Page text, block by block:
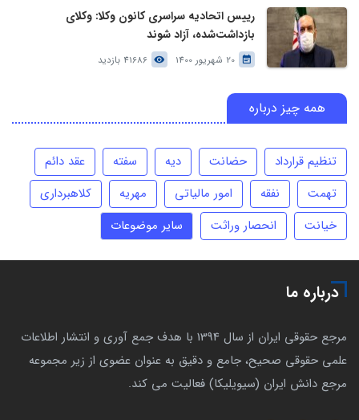
رییس اتحادیه سراسری کانون وکلا: وکلای
بازداشت‌شده، آزاد شوند
20 شهریور 1400 41686 بازدید
همه چیز درباره
تنظیم قرارداد حضانت دیه سفته
عقد دائم
تهمت
نفقه امور مالیاتی مهریه
کلاهبرداری
خیانت
انحصار وراثت سایر موضوعات
درباره ما
مرجع حقوقی ایران از سال 1394 با هدف جمع آوری و انتشار اطلاعات
علمی حقوقی صحیح، جامع و دقیق به عنوان عضوی از زیر مجموعه
مرجع دانش ایران (سیویلیکا) فعالیت می کند.